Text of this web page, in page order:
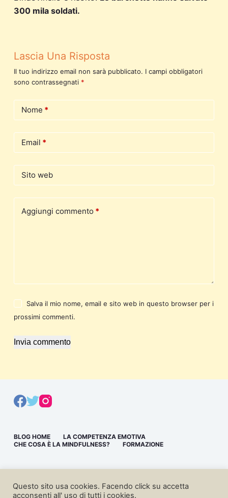
300 mila soldati.
Lascia Una Risposta
Il tuo indirizzo email non sarà pubblicato. I campi obbligatori
sono contrassegnati *
Nome *
Email *
Sito web
Aggiungi commento *
Salva il mio nome, email e sito web in questo browser per i
prossimi commenti.
Invia commento
BLOG HOME
LA COMPETENZA EMOTIVA
CHE COSA È LA MINDFULNESS?
FORMAZIONE
Questo sito usa cookies. Facendo click su accetta
acconsenti all' uso di tutti i cookies.